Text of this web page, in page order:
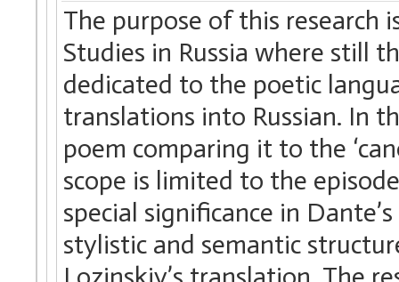
The purpose of this
Studies in Russia where still
dedicated to the poetic
translations into Russian. In
poem comparing it to the
scope is limited to the
special significance in
stylistic and semantic